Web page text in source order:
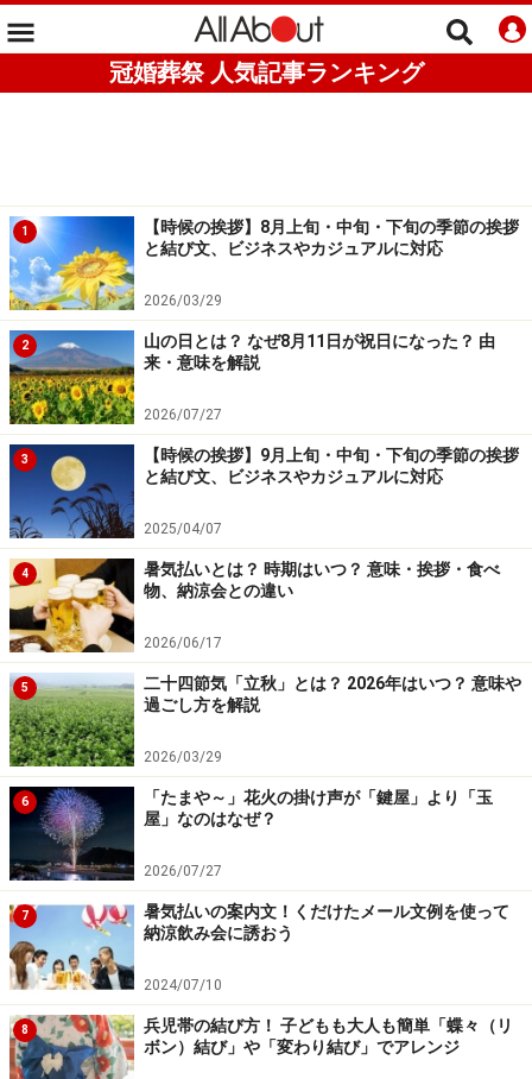
冠婚葬祭 人気記事ランキング
1
【時候の挨拶】8月上旬・中旬・下旬の季節の挨拶
と結び文、ビジネスやカジュアルに対応
2026/03/29
2
山の日とは？ なぜ8月11日が祝日になった？ 由
来・意味を解説
2026/07/27
3
【時候の挨拶】9月上旬・中旬・下旬の季節の挨拶
と結び文、ビジネスやカジュアルに対応
2025/04/07
4
暑気払いとは？ 時期はいつ？ 意味・挨拶・食べ
物、納涼会との違い
2026/06/17
5
二十四節気「立秋」とは？ 2026年はいつ？ 意味や
過ごし方を解説
2026/03/29
6
「たまや～」花火の掛け声が「鍵屋」より「玉
屋」なのはなぜ？
2026/07/27
7
暑気払いの案内文！くだけたメール文例を使って
納涼飲み会に誘おう
2024/07/10
8
兵児帯の結び方！ 子どもも大人も簡単「蝶々（リ
ボン）結び」や「変わり結び」でアレンジ